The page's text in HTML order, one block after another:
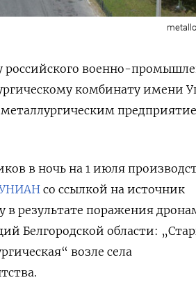
российского военно-
комбинату имени
в ночь на 1 июля
со ссылкой на источник
в результате поражения
Белгородской области:
возле села